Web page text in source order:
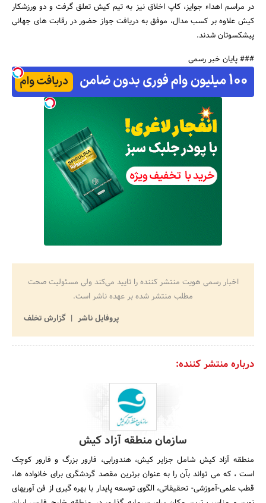
در مراسم اهداء جوایز، کاپ اخلاق نیز به تیم کیش تعلق گرفت و دو ورزشکار
کیش علاوه بر کسب مدال، موفق به دریافت جواز حضور در رقابت های جهانی
پیشکسوتان شدند.
### پایان خبر رسمی
اخبار رسمی هویت منتشر کننده را تایید می‌کند ولی مسئولیت صحت
مطلب منتشر شده بر عهده ناشر است.
پروفایل ناشر
گزارش تخلف
درباره منتشر کننده:
سازمان منطقه آزاد کیش
منطقه آزاد کیش شامل جزایر کیش، هندورابی، فارور بزرگ و فارور کوچک
است ، که می تواند بآن را به عنوان برترین مقصد گردشگری برای خانواده ها،
قطب علمی-آموزشی- تحقیقاتی، الگوی توسعه پایدار با بهره گیری از فن آوریهای